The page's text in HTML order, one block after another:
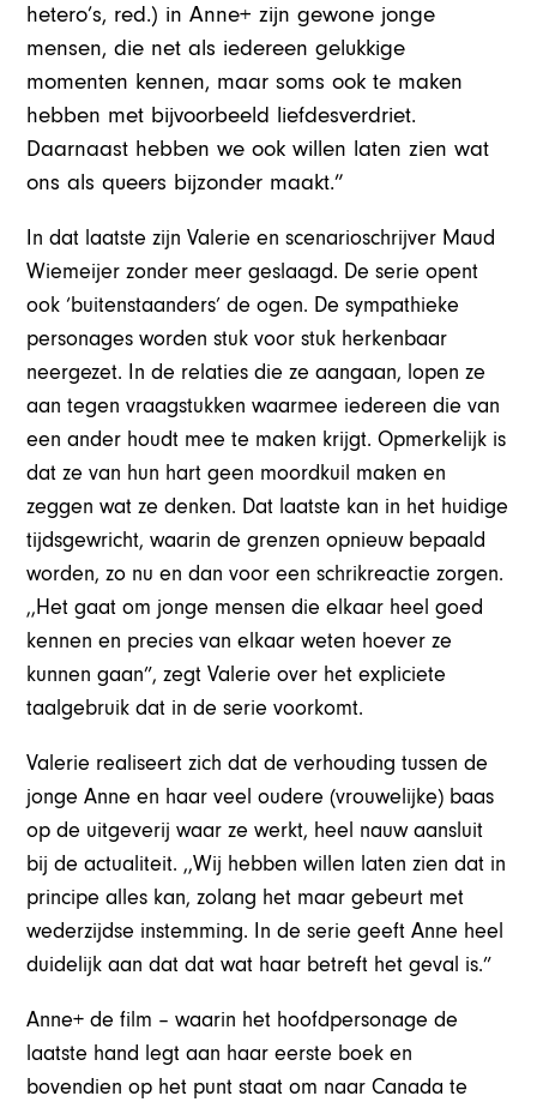
hetero’s, red.) in Anne+ zijn gewone jonge
mensen, die net als iedereen gelukkige
momenten kennen, maar soms ook te maken
hebben met bijvoorbeeld liefdesverdriet.
Daarnaast hebben we ook willen laten zien wat
ons als queers bijzonder maakt.”
In dat laatste zijn Valerie en scenarioschrijver Maud
Wiemeijer zonder meer geslaagd. De serie opent
ook ‘buitenstaanders’ de ogen. De sympathieke
personages worden stuk voor stuk herkenbaar
neergezet. In de relaties die ze aangaan, lopen ze
aan tegen vraagstukken waarmee iedereen die van
een ander houdt mee te maken krijgt. Opmerkelijk is
dat ze van hun hart geen moordkuil maken en
zeggen wat ze denken. Dat laatste kan in het huidige
tijdsgewricht, waarin de grenzen opnieuw bepaald
worden, zo nu en dan voor een schrikreactie zorgen.
,,Het gaat om jonge mensen die elkaar heel goed
kennen en precies van elkaar weten hoever ze
kunnen gaan”, zegt Valerie over het expliciete
taalgebruik dat in de serie voorkomt.
Valerie realiseert zich dat de verhouding tussen de
jonge Anne en haar veel oudere (vrouwelijke) baas
op de uitgeverij waar ze werkt, heel nauw aansluit
bij de actualiteit. ,,Wij hebben willen laten zien dat in
principe alles kan, zolang het maar gebeurt met
wederzijdse instemming. In de serie geeft Anne heel
duidelijk aan dat dat wat haar betreft het geval is.”
Anne+ de film – waarin het hoofdpersonage de
laatste hand legt aan haar eerste boek en
bovendien op het punt staat om naar Canada te